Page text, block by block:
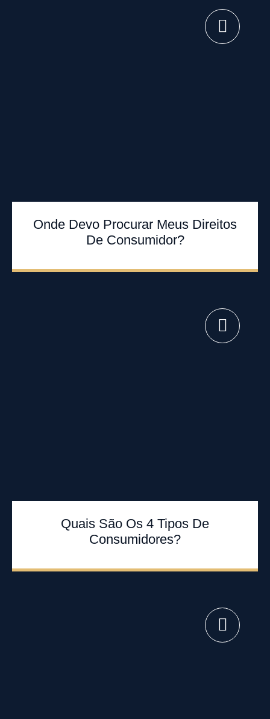
Onde Devo Procurar Meus Direitos
De Consumidor?
Quais São Os 4 Tipos De
Consumidores?